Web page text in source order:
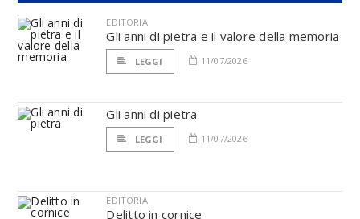
EDITORIA
Gli anni di pietra e il valore della memoria
LEGGI 11/07/2026
Gli anni di pietra
LEGGI 11/07/2026
EDITORIA
Delitto in cornice